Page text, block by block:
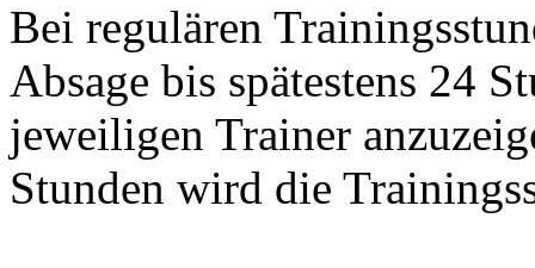
Bei regulären
Absage bis spätestens 24
jeweiligen Trainer
Stunden wird die